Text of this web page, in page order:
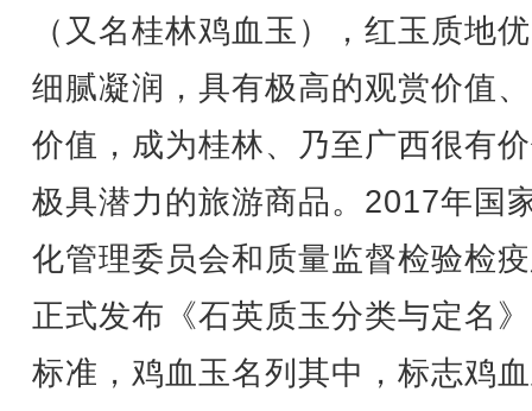
（又名桂林鸡血玉），红玉质地
细腻凝润，具有极高的观赏价值
价值，成为桂林、乃至广西很有
极具潜力的旅游商品。2017年国
化管理委员会和质量监督检验检
正式发布《石英质玉分类与定名
标准，鸡血玉名列其中，标志鸡